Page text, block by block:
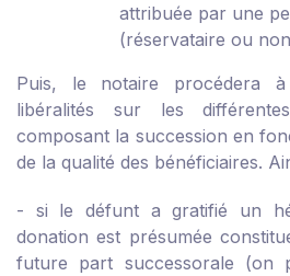
attribuée par une
(réservataire ou
Puis, le notaire procédera à
libéralités sur les
composant la succession en
de la qualité des bénéficiaires.
- si le défunt a gratifié un
donation est présumée
future part successorale (on